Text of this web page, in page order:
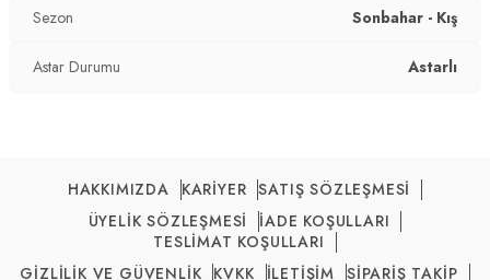
Sezon Sonbahar - Kış
Astar Durumu Astarlı
HAKKIMIZDA KARİYER SATIŞ SÖZLEŞMESİ
ÜYELİK SÖZLEŞMESİ
İADE KOŞULLARI
TESLİMAT KOŞULLARI
GİZLİLİK VE GÜVENLİK KVKK İLETİŞİM
SİPARİŞ TAKİP